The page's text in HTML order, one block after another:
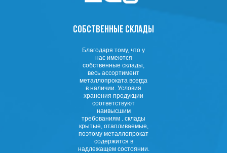
СОБСТВЕННЫЕ СКЛАДЫ
Благодаря тому, что у
нас имеются
собственные склады,
весь ассортимент
металлопроката всегда
в наличии. Условия
хранения продукции
соответствуют
наивысшим
требованиям . склады
крытые, отапливаемые,
поэтому металлопрокат
содержится в
надлежащем состоянии.